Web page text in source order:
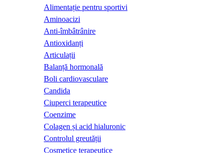
Alimentație pentru sportivi
Aminoacizi
Anti-îmbâtrânire
Antioxidanți
Articulații
Balanță hormonală
Boli cardiovasculare
Candida
Ciuperci terapeutice
Coenzime
Colagen și acid hialuronic
Controlul greutății
Cosmetice terapeutice